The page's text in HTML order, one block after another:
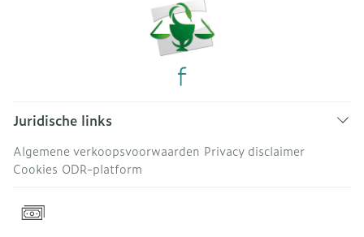
Juridische links
Algemene verkoopsvoorwaarden Privacy disclaimer
Cookies ODR-platform